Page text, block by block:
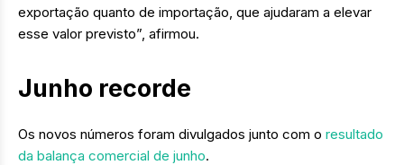
exportação quanto de importação, que ajudaram a elevar
esse valor previsto”, afirmou.
Junho recorde
Os novos números foram divulgados junto com o resultado
da balança comercial de junho.